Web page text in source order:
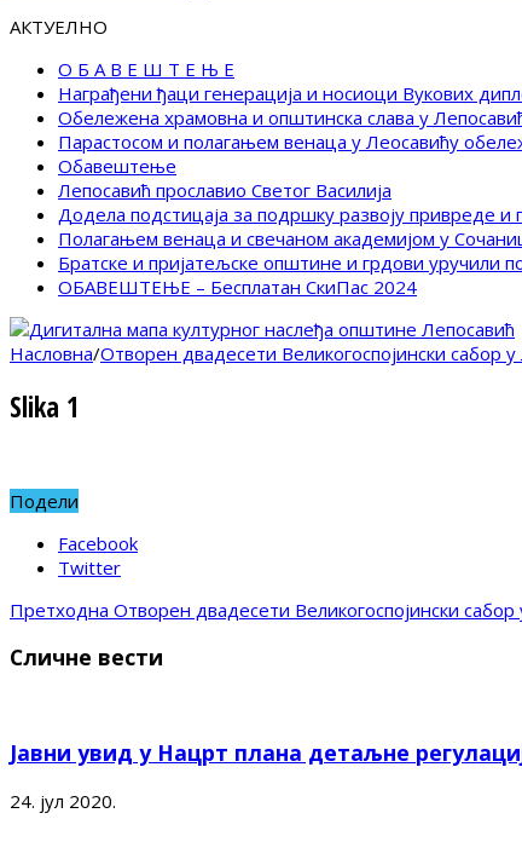
АКТУЕЛНО
О Б А В Е Ш Т Е Њ Е
Награђени ђаци генерација и носиоци Вукових
Обележена храмовна и општинска слава у
Парастосом и полагањем венаца у Леосавићу
Обавештење
Лепосавић прославио Светог Василија
Додела подстицаја за подршку развоју привреде
Полагањем венаца и свечаном академијом у
Братске и пријатељске општине и грдови уручили
ОБАВЕШТЕЊЕ – Бесплатан СкиПас 2024
Насловна/Отворен двадесети Великогоспојински сабор
Slika 1
Подели
Facebook
Twitter
Претходна Отворен двадесети Великогоспојински сабор
Сличне вести
Јавни увид у Нацрт плана детаљне
24. јул 2020.